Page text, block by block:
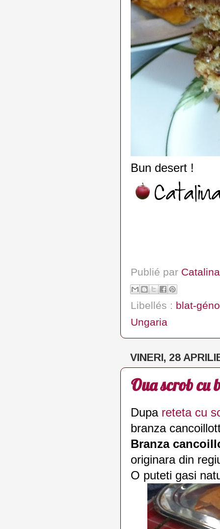
Bun desert !
Publié par Catalina
Libellés : blat-
Ungaria
VINERI, 28
Oua scrob cu
Dupareteta cu
branza
Branza
originara din
O puteti gasi